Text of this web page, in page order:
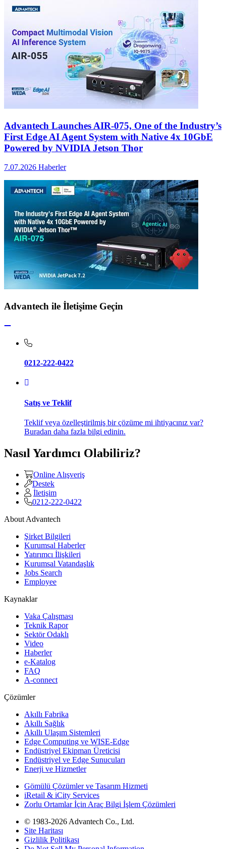
Advantech Launches AIR-075, One of the Industry’s
First Edge AI Agent System with Native 4x 10GbE
Powered by NVIDIA Jetson Thor
7.07.2026 Haberler
Advantech ile İletişime Geçin
0212-222-0422
Satış ve Teklif
Teklif veya özelleştirilmiş bir çözüme mi ihtiyacınız var?
Buradan daha fazla bilgi edinin.
Nasıl Yardımcı Olabiliriz?
Online Alışveriş
Destek
İletişim
0212-222-0422
About Advantech
Şirket Bilgileri
Kurumsal Haberler
Yatırımcı İlişkileri
Kurumsal Vatandaşlık
Jobs Search
Employee
Kaynaklar
Vaka Çalışması
Teknik Rapor
Sektör Odaklı
Video
Haberler
e-Katalog
FAQ
A-connect
Çözümler
Akıllı Fabrika
Akıllı Sağlık
Akıllı Ulaşım Sistemleri
Edge Computing ve WISE-Edge
Endüstriyel Ekipman Üreticisi
Endüstriyel ve Edge Sunucuları
Enerji ve Hizmetler
Gömülü Çözümler ve Tasarım Hizmeti
iRetail & iCity Services
Zorlu Ortamlar İçin Araç Bilgi İşlem Çözümleri
© 1983-2026 Advantech Co., Ltd.
Site Haritası
Gizlilik Politikası